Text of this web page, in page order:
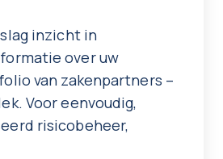
inzicht in
over uw
van zakenpartners –
Voor eenvoudig,
risicobeheer,